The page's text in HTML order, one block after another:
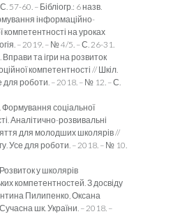
57-60. – Бібліогр.: 6 назв.
інформаційно-
компетентності на уроках
– 2019. – № 4/5. – С. 26-31.
та ігри на розвиток
компетентності // Шкіл.
для роботи. – 2018. – № 12. – С.
соціальної
Аналітично-розвивальні
для молодших школярів //
Усе для роботи. – 2018. – № 10.
у школярів
компетентностей. З досвіду
Пилипенко, Оксана
шк. України. – 2018. –